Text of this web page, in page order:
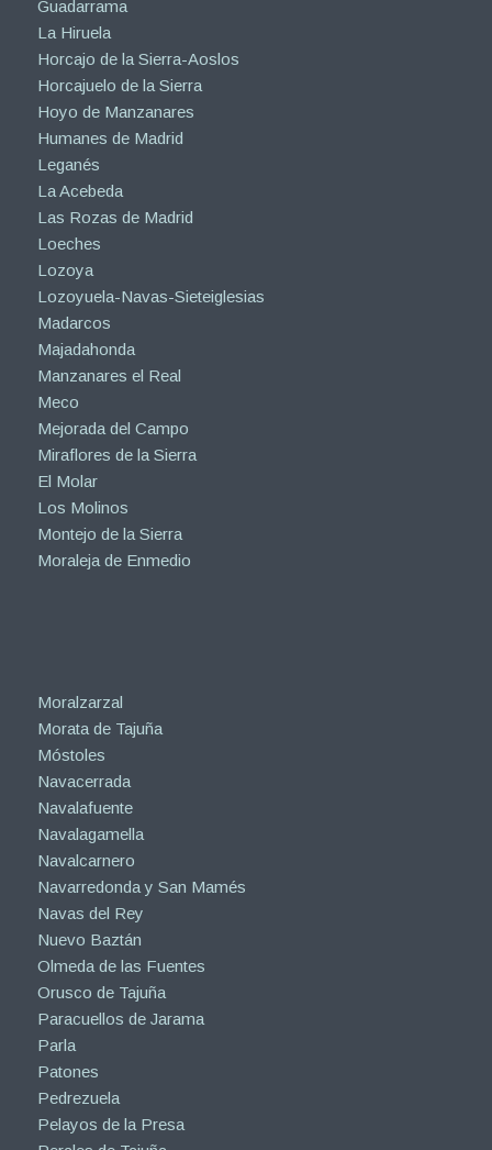
Guadarrama
La Hiruela
Horcajo de la Sierra-Aoslos
Horcajuelo de la Sierra
Hoyo de Manzanares
Humanes de Madrid
Leganés
La Acebeda
Las Rozas de Madrid
Loeches
Lozoya
Lozoyuela-Navas-Sieteiglesias
Madarcos
Majadahonda
Manzanares el Real
Meco
Mejorada del Campo
Miraflores de la Sierra
El Molar
Los Molinos
Montejo de la Sierra
Moraleja de Enmedio
Moralzarzal
Morata de Tajuña
Móstoles
Navacerrada
Navalafuente
Navalagamella
Navalcarnero
Navarredonda y San Mamés
Navas del Rey
Nuevo Baztán
Olmeda de las Fuentes
Orusco de Tajuña
Paracuellos de Jarama
Parla
Patones
Pedrezuela
Pelayos de la Presa